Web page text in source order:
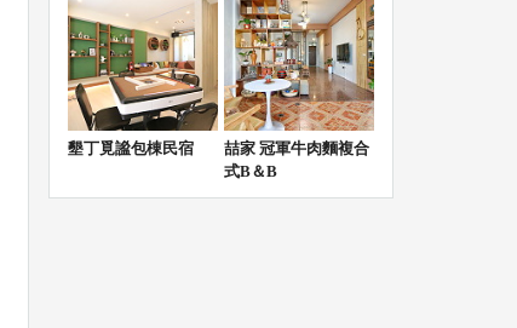
墾丁覓謐包棟民宿
喆家 冠軍牛肉麵複合
式B＆B